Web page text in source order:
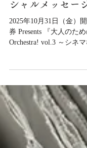
大人のための楽
Orchestra! ｜指
シャルメッセー
2025年10月31日（金）
券 Presents 『大人のた